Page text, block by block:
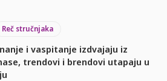
Reč stručnjaka
i vaspitanje izdvajaju iz
trendovi i brendovi utapaju u